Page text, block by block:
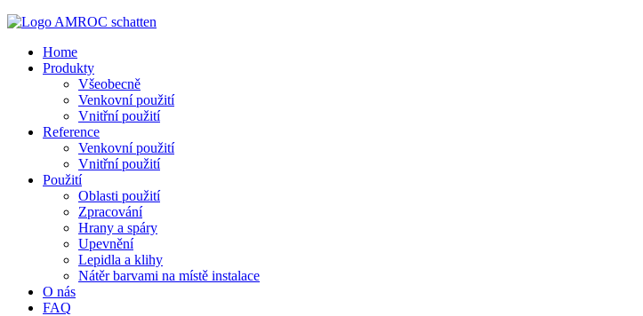
Home
Produkty
Všeobecně
Venkovní použití
Vnitřní použití
Reference
Venkovní použití
Vnitřní použití
Použití
Oblasti použití
Zpracování
Hrany a spáry
Upevnění
Lepidla a klihy
Nátěr barvami na místě instalace
O nás
FAQ